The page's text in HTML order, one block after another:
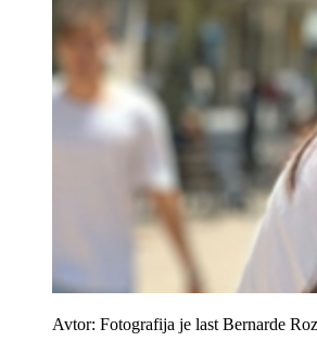
Avtor: Fotografija je last Bernarde